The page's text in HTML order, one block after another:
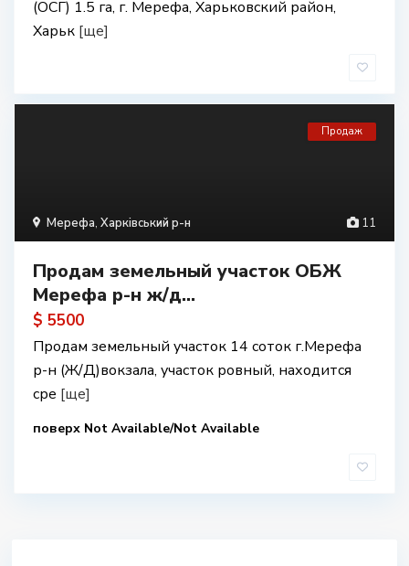
(ОСГ) 1.5 га, г. Мерефа, Харьковский район,
Харьк [ще]
11
Мерефа, Харківський р-н
Продаж
Продам земельный участок ОБЖ
Мерефа р-н ж/д...
$ 5500
Продам земельный участок 14 соток г.Мерефа
р-н (Ж/Д)вокзала, участок ровный, находится
сре [ще]
поверх Not Available/Not Available